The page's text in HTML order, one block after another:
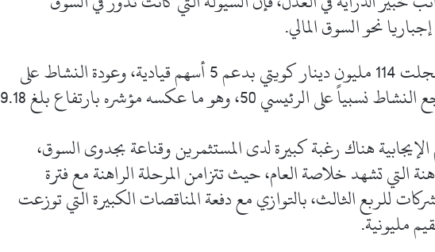
نحو السوق المالي.
سيولة البورصة أمس سجلت 114 مليون دينار كويتي بدعم 5 أسهم قيادية، وعودة النشاط على
تلك الأسهم مقابل تراجع النشاط نسبياً على الرئيسي 50، وهو ما عكسه مؤشره بارتفاع بلغ 9.18
هناك رغبة كبيرة لدى المستثمرين وقناعة بجدوى السوق،
التي تشهد خلاصة العام، حيث تتزامن المرحلة الراهنة مع فترة
للربع الثالث، بالتوازي مع دفعة المناقصات الكبيرة التي توزعت
مليونية.